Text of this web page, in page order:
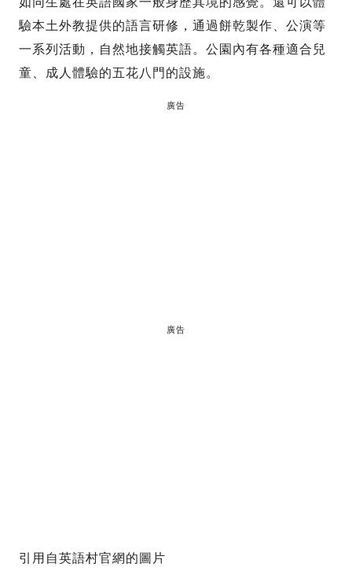
驗本土外教提供的語言研修，通過餅乾製作、公演等
一系列活動，自然地接觸英語。公園內有各種適合兒
童、成人體驗的五花八門的設施。
廣告
廣告
引用自英語村官網的圖片